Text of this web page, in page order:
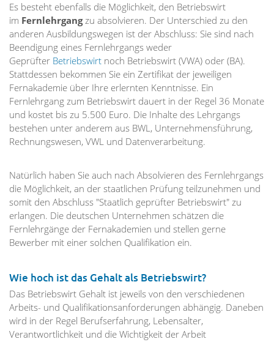
Es besteht ebenfalls die Möglichkeit, den Betriebswirt
im Fernlehrgangzu absolvieren. Der Unterschied zu den
anderen Ausbildungswegen ist der Abschluss: Sie sind nach
Beendigung eines Fernlehrgangs weder
Geprüfter Betriebswirt noch Betriebswirt (VWA) oder (BA).
Stattdessen bekommen Sie ein Zertifikat der jeweiligen
Fernakademie über Ihre erlernten Kenntnisse. Ein
Fernlehrgang zum Betriebswirt dauert in der Regel 36 Monate
und kostet bis zu 5.500 Euro. Die Inhalte des Lehrgangs
bestehen unter anderem aus BWL, Unternehmensführung,
Rechnungswesen, VWL und Datenverarbeitung.
Natürlich haben Sie auch nach Absolvieren des Fernlehrgangs
die Möglichkeit, an der staatlichen Prüfung teilzunehmen und
somit den Abschluss "Staatlich geprüfter Betriebswirt" zu
erlangen. Die deutschen Unternehmen schätzen die
Fernlehrgänge der Fernakademien und stellen gerne
Bewerber mit einer solchen Qualifikation ein.
Wie hoch ist das Gehalt als Betriebswirt?
Das Betriebswirt Gehalt ist jeweils von den verschiedenen
Arbeits- und Qualifikationsanforderungen abhängig. Daneben
wird in der Regel Berufserfahrung, Lebensalter,
Verantwortlichkeit und die Wichtigkeit der Arbeit